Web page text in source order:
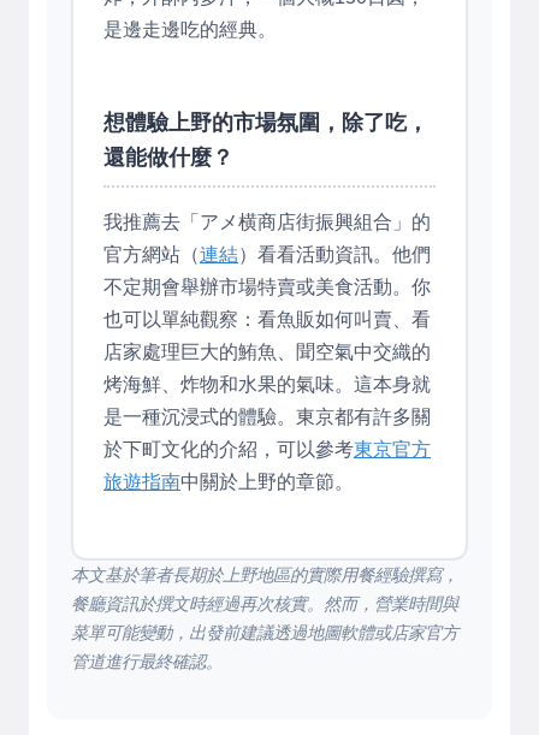
是邊走邊吃的經典。
想體驗上野的市場氛圍，除了吃，
還能做什麼？
我推薦去「アメ横商店街振興組合」的
官方網站（連結）看看活動資訊。他們
不定期會舉辦市場特賣或美食活動。你
也可以單純觀察：看魚販如何叫賣、看
店家處理巨大的鮪魚、聞空氣中交織的
烤海鮮、炸物和水果的氣味。這本身就
是一種沉浸式的體驗。東京都有許多關
於下町文化的介紹，可以參考東京官方
旅遊指南中關於上野的章節。
本文基於筆者長期於上野地區的實際用餐經驗撰寫，
餐廳資訊於撰文時經過再次核實。然而，營業時間與
菜單可能變動，出發前建議透過地圖軟體或店家官方
管道進行最終確認。